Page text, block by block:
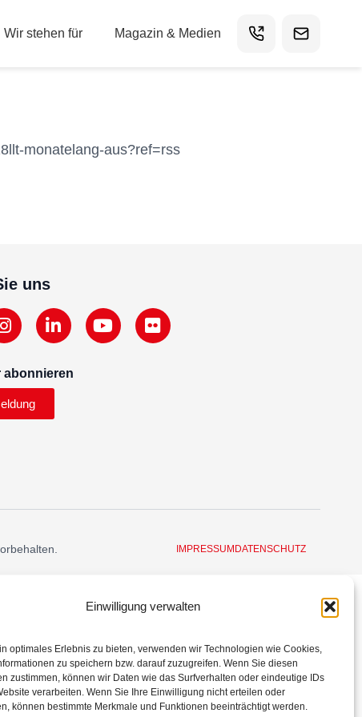
Einwilligung verwalten
optimales Erlebnis zu bieten, verwenden wir Technologien wie Cookies,
zu speichern bzw. darauf zuzugreifen. Wenn Sie diesen
zustimmen, können wir Daten wie das Surfverhalten oder eindeutige IDs
verarbeiten. Wenn Sie Ihre Einwilligung nicht erteilen oder
können bestimmte Merkmale und Funktionen beeinträchtigt werden.
Wir stehen für Magazin & Medien
monatelang-aus?ref=rss
uns
abonnieren
IMPRESSUMDATENSCHUTZ